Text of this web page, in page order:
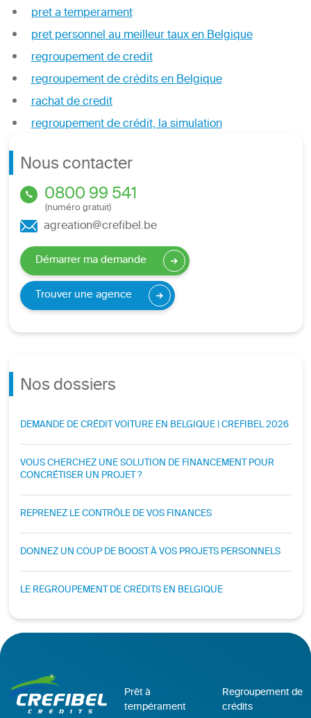
pret a temperament
pret personnel au meilleur taux en Belgique
regroupement de credit
regroupement de crédits en Belgique
rachat de credit
regroupement de crédit, la simulation
Nous contacter
0800 99 541
(numéro gratuit)
agreation@crefibel.be
Démarrer ma demande
Trouver une agence
Nos dossiers
DEMANDE DE CRÉDIT VOITURE EN BELGIQUE | CREFIBEL 2026
VOUS CHERCHEZ UNE SOLUTION DE FINANCEMENT POUR
CONCRÉTISER UN PROJET ?
REPRENEZ LE CONTRÔLE DE VOS FINANCES
DONNEZ UN COUP DE BOOST À VOS PROJETS PERSONNELS
LE REGROUPEMENT DE CRÉDITS EN BELGIQUE
Prêt à
tempérament
Regroupement de
crédits